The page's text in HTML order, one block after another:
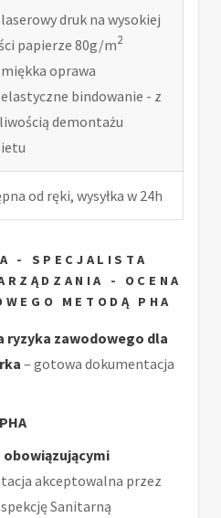
laserowy druk na wysokiej
papierze 80g/m2
miękka oprawa
elastyczne bindowanie - z
demontażu
od ręki, wysyłka w 24h
- SPECJALISTA
- OCENA
METODĄ PHA
ryzyka zawodowego dla
– gotowa dokumentacja
obowiązującymi
akceptowalna przez
Sanitarną